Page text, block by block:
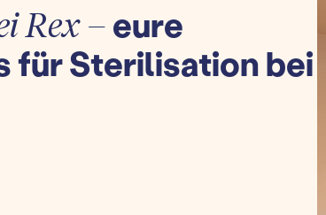
Rex –eure
für Sterilisation bei